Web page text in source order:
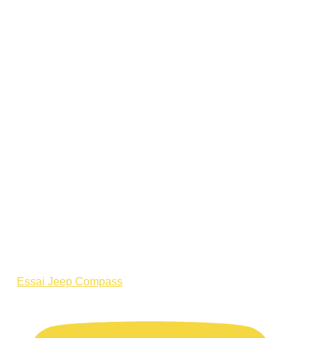
Essai Jeep Compass